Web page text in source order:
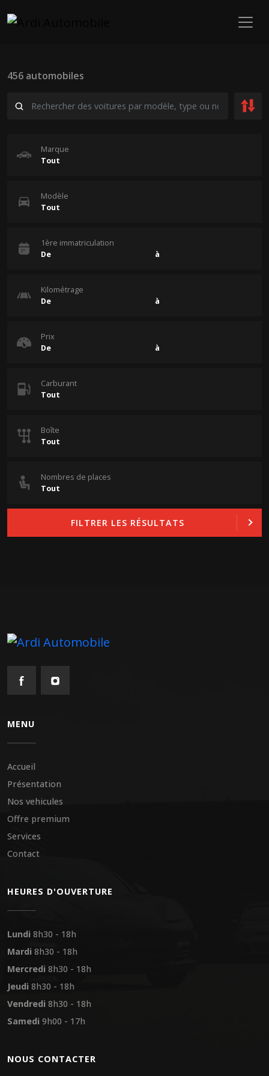
456 automobiles
Marque
Modèle
1ère immatriculation
Kilométrage
Prix
Carburant
Boîte
Nombres de places
FILTRER LES RÉSULTATS
MENU
Accueil
Présentation
Nos vehicules
Offre premium
Services
Contact
HEURES D'OUVERTURE
Lundi 8h30 - 18h
Mardi 8h30 - 18h
Mercredi 8h30 - 18h
Jeudi 8h30 - 18h
Vendredi 8h30 - 18h
Samedi 9h00 - 17h
NOUS CONTACTER